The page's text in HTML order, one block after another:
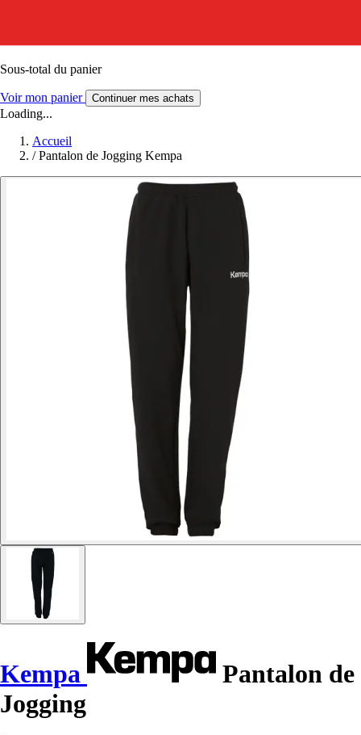
Sous-total du panier
Voir mon panier Continuer mes achats
Loading...
Accueil
/ Pantalon de Jogging Kempa
Kempa
Pantalon de
Jogging